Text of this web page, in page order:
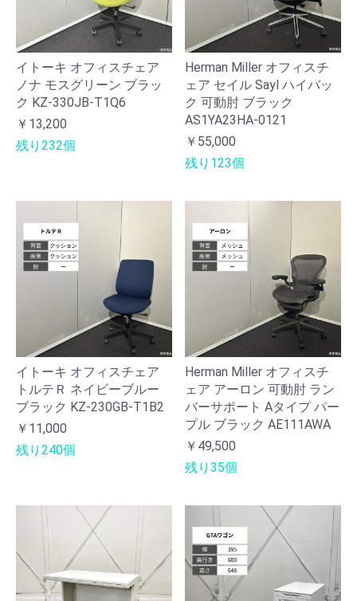
イトーキ オフィスチェア
ノナ モスグリーン ブラッ
ク KZ-330JB-T1Q6
￥13,200
残り232個
Herman Miller オフィスチ
ェア セイル Sayl ハイバッ
ク 可動肘 ブラック
AS1YA23HA-0121
￥55,000
残り123個
イトーキ オフィスチェア
トルテＲ ネイビーブルー
ブラック KZ-230GB-T1B2
￥11,000
残り240個
Herman Miller オフィスチ
ェア アーロン 可動肘 ラン
バーサポート Aタイプ パー
プル ブラック AE111AWA
￥49,500
残り35個